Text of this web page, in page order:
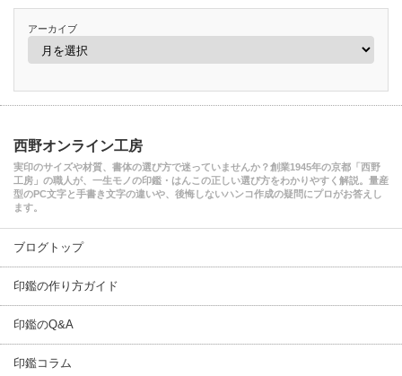
アーカイブ
西野オンライン工房
実印のサイズや材質、書体の選び方で迷っていませんか？創業1945年の京都「西野
工房」の職人が、一生モノの印鑑・はんこの正しい選び方をわかりやすく解説。量産
型のPC文字と手書き文字の違いや、後悔しないハンコ作成の疑問にプロがお答えし
ます。
ブログトップ
印鑑の作り方ガイド
印鑑のQ&A
印鑑コラム